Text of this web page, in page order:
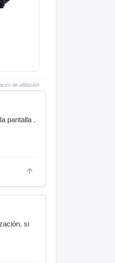
de afiliación
pantalla .
si